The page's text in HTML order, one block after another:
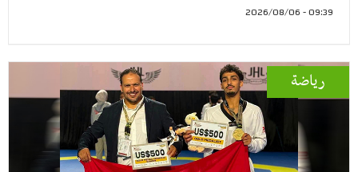
09:39 - 2026/08/06
رياضة